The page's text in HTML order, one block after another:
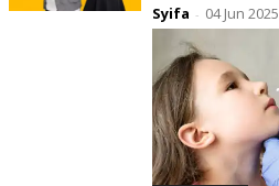
Syifa - 04 Jun 2025